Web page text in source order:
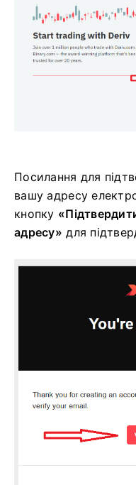
Посилання для
вашу адресу
кнопку
адресу» для